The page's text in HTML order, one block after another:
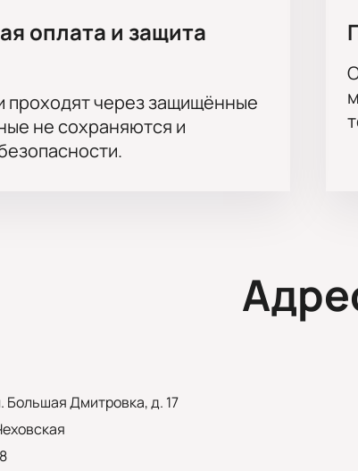
оплата и защита
проходят через защищённые
не сохраняются и
Большая Дмитровка, д. 17